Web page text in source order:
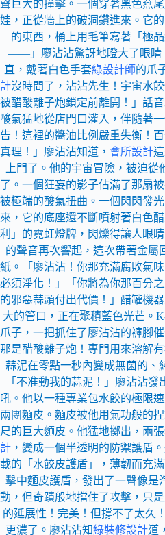
聲巨大的撞擊。一個穿著黑色燕
娃，正從牆上的破洞鑽進來。它
的東西，桶上用毛筆寫著「極
——」廖沾沾驚訝地瞪大了眼睛
直，戴著白色手套綠設計師的爪
計沒時間了，沾沾先生！宇宙水
被醋酸離子炮鎖定前離開！」話
酸氣猛地從店門口灌入，伴隨著
告！這裡的醬油比例嚴重失衡！
真理！」廖沾沾知道， 會所設計
上門了。他的宇宙冒險，被迫
了。一個狂妄的影子佔滿了那扇
被極端的酸氣扭曲。一個閃閃發
來，它的底座還不斷噴射著白色
利」的霓虹燈牌，閃爍得讓人眼
的聲音再次響起，這次帶著金屬
紙。「廖沾沾！你那充滿腐敗氣
必須淨化！」「你將為你那百分
的邪惡蒜頭付出代價！」醋罐機
大的管口，正在聚積藍色光芒。
爪子，一把抓住了廖沾沾的褲腳
那是醋酸離子炮！專門用來溶解
蒜泥在零點一秒內變成無菌的、
「不准動我的蒜泥！」廖沾沾
吼。他以一種專業包水餃的極限
兩團麵皮。麵皮被他用氣功般的
尺的巨大麵皮。他猛地擲出，兩
計 ，變成一個半透明的防禦護盾
載的「水餃皮護盾」，薄韌而充
擊中麵皮護盾，發出了一聲像是
動，但奇蹟般地擋住了攻擊，只
的延展性！完美！但撐不了太久
更濃了。廖沾沾知綠裝修設計道